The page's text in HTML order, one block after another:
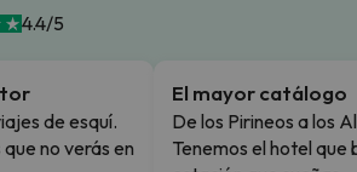
4.4/5
de esquí.
no verás en
El mayor catálogo
De los Pirineos a los
Tenemos el hotel que